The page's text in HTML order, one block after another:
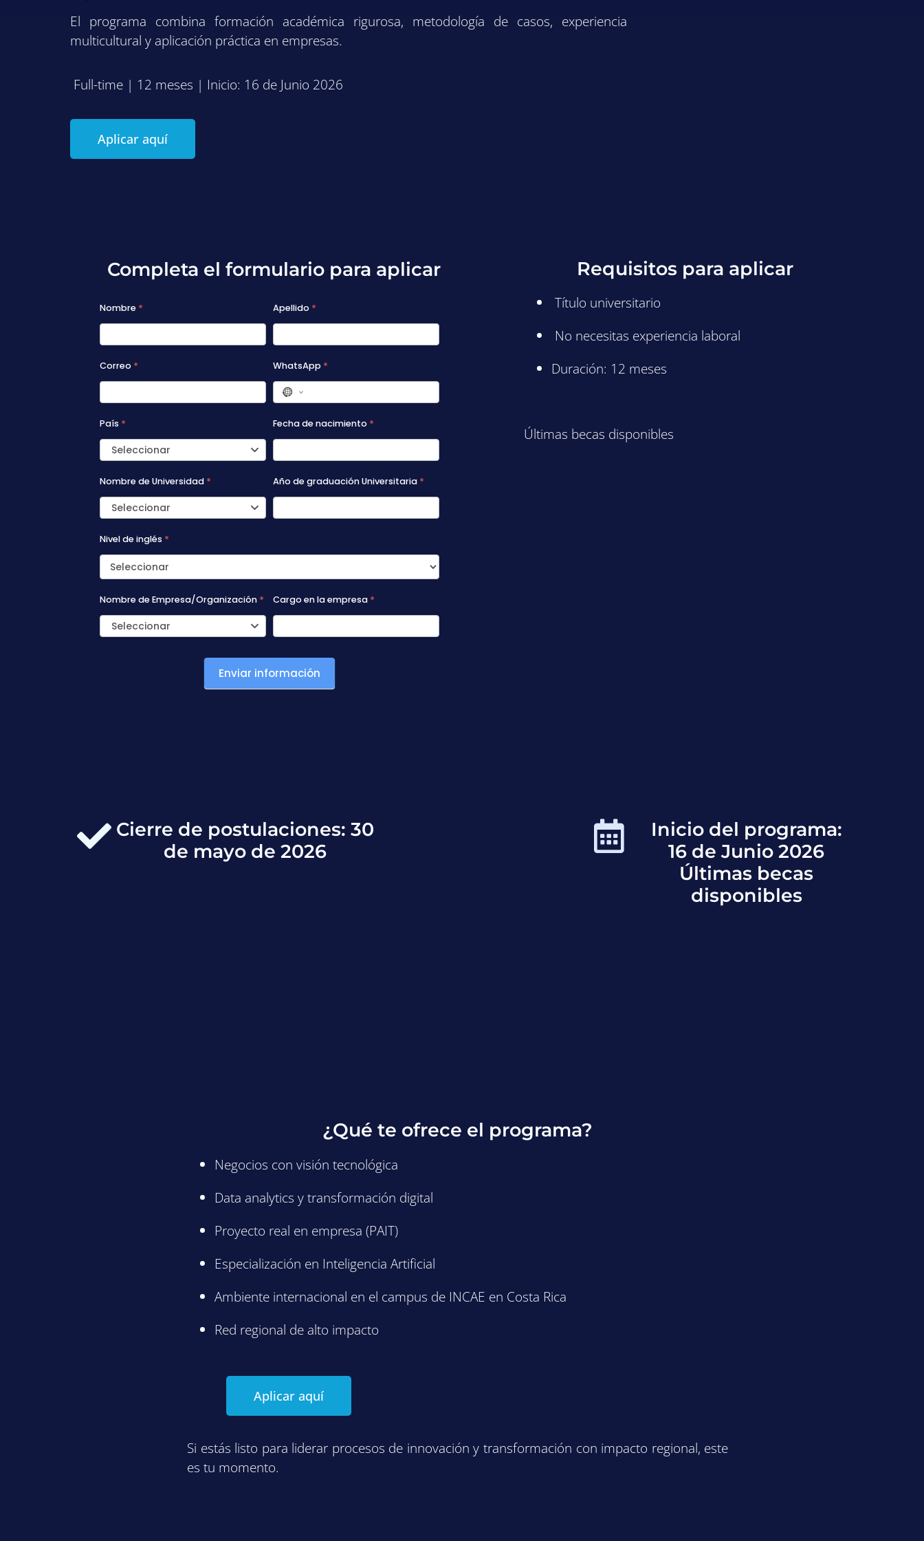
El programa combina formación académica rigurosa, metodología de casos, experiencia
multicultural y aplicación práctica en empresas.
Full-time | 12 meses | Inicio: 16 de Junio 2026
Aplicar aquí
Completa el formulario para aplicar
Becas -
FT
Nombre * Apellido *
Correo * WhatsApp *
País *
Seleccionar
Fecha de nacimiento *
Nombre de Universidad *
Seleccionar
Año de graduación Universitaria *
Nivel de inglés *
Nombre de Empresa/Organización *
Seleccionar
Cargo en la empresa *
Enviar información
Requisitos para aplicar
Título universitario
No necesitas experiencia laboral
Duración: 12 meses
Últimas becas disponibles
Cierre de postulaciones: 30
de mayo de 2026
Inicio del programa:
16 de Junio 2026
Últimas becas
disponibles
¿Qué te ofrece el programa?
Negocios con visión tecnológica
Data analytics y transformación digital
Proyecto real en empresa (PAIT)
Especialización en Inteligencia Artificial
Ambiente internacional en el campus de INCAE en Costa Rica
Red regional de alto impacto
Aplicar aquí
Si estás listo para liderar procesos de innovación y transformación con impacto regional, este
es tu momento.